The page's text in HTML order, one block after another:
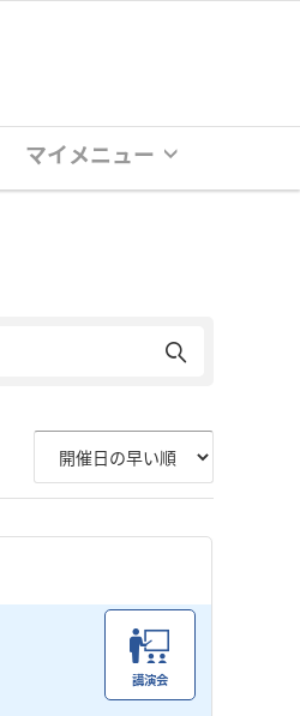
マイメニュー
講演会